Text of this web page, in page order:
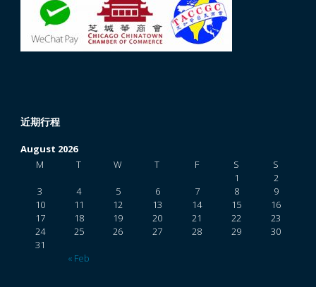
近期行程
August 2026
M
T W T F S S
« Feb
1
2
3
4 5 6 7 8
9
10
11 12 13 14 15
16
17
18 19 20 21 22
23
24
25 26 27 28 29
30
31